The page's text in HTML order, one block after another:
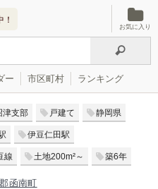
お気に入り
ー 市区町村 ランキング
津支部 戸建て 静岡県
伊豆仁田駅
線 土地200m²～ 築6年
函南町